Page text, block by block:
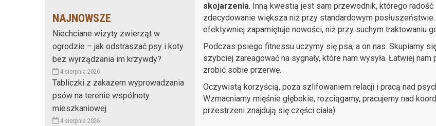
NAJNOWSZE
Niechciane wizyty zwierząt w
ogrodzie – jak odstraszać psy i koty
bez wyrządzania im krzywdy?
4 sierpnia 2026
Tabliczki z zakazem wyprowadzania
psów na terenie wspólnoty
mieszkaniowej
4 sierpnia 2026
skojarzenia. Inną kwestią jest sam przewodnik, którego
zdecydowanie większa niż przy standardowym
efektywniej zapamiętuje nowości, niż przy suchym traktowaniu
Podczas psiego fitnessu uczymy się psa, a on nas. Skupiamy
szybciej zareagować na sygnały, które nam wysyła. Łatwiej
zrobić sobie przerwę.
Oczywistą korzyścią, poza szlifowaniem relacji i pracą nad
Wzmacniamy mięśnie głębokie, rozciągamy, pracujemy nad
przestrzeni znajdują się części ciała).